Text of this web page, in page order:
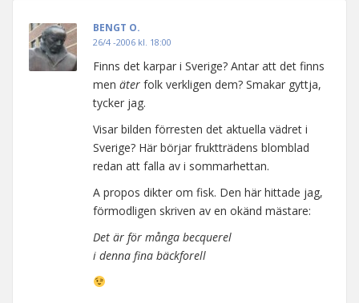
BENGT O.
26/4 -2006 kl. 18:00
Finns det karpar i Sverige? Antar att det finns
men äter folk verkligen dem? Smakar gyttja,
tycker jag.
Visar bilden förresten det aktuella vädret i
Sverige? Här börjar fruktträdens blomblad
redan att falla av i sommarhettan.
A propos dikter om fisk. Den här hittade jag,
förmodligen skriven av en okänd mästare:
Det är för många becquerel
i denna fina bäckforell